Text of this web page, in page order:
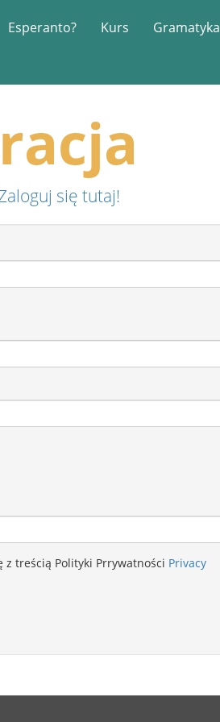
Esperanto? Kurs Gramatyka
się tutaj!
z treścią Polityki Prrywatności Privacy